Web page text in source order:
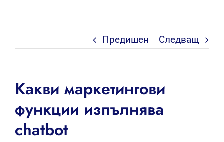
Предишен Следващ
Какви маркетингови
функции изпълнява
chatbot